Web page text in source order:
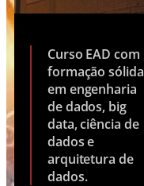
Curso EAD com
formação sólida
em engenharia
de dados, big
data, ciência de
dados e
arquitetura de
dados.